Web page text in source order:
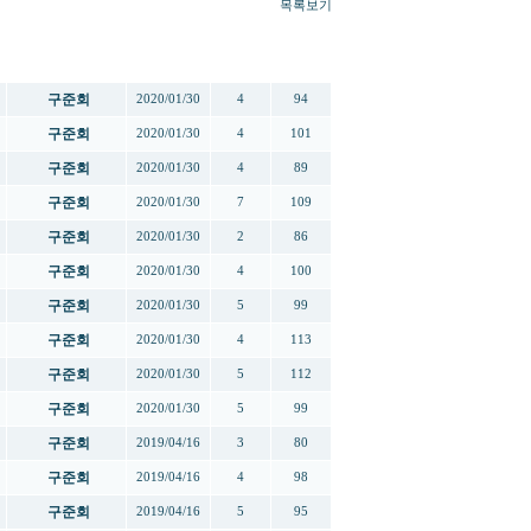
목록보기
구준회 2020/01/30 4 94
구준회 2020/01/30 4 101
구준회 2020/01/30 4 89
구준회 2020/01/30 7 109
구준회 2020/01/30 2 86
구준회 2020/01/30 4 100
구준회 2020/01/30 5 99
구준회 2020/01/30 4 113
구준회 2020/01/30 5 112
구준회 2020/01/30 5 99
구준회 2019/04/16 3 80
구준회 2019/04/16 4 98
구준회 2019/04/16 5 95